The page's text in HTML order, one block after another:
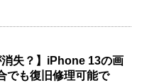
消失？】iPhone 13の画
でも復旧修理可能で